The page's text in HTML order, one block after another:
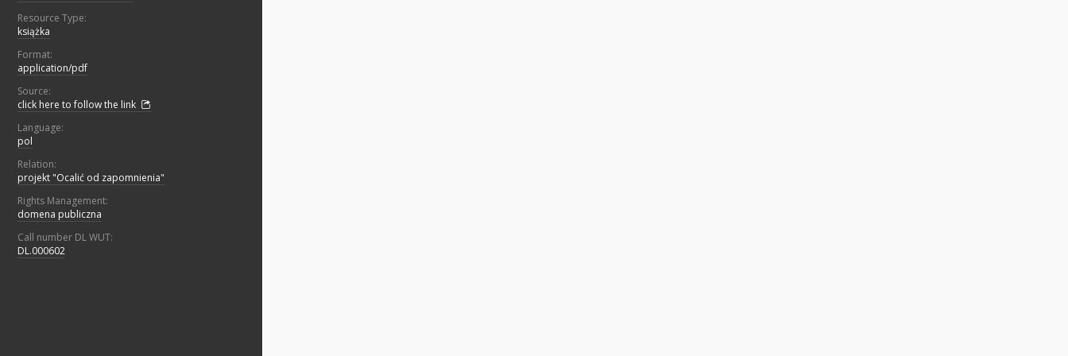
Resource Type:
książka
Format:
application/pdf
Source:
click here to follow the link
Language:
pol
Relation:
projekt "Ocalić od zapomnienia"
Rights Management:
domena publiczna
Call number DL WUT:
DL.000602